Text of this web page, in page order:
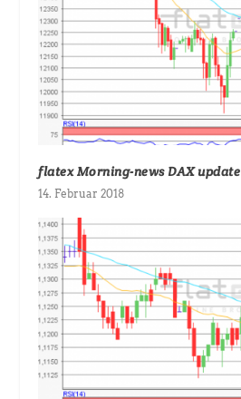
flatex Morning-news DAX update
14. Februar 2018